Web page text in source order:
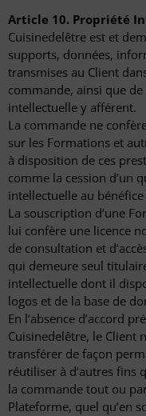
Article 10. Propriété
Cuisinedelêtre est et
supports, données,
transmises au Client
commande, ainsi que
intellectuelle y afférent.
La commande ne
sur les Formations et
à disposition de ces
comme la cession d’un
intellectuelle au
La souscription d’une
lui confère une licence
de consultation et
qui demeure seul
intellectuelle dont il
logos et de la base de
En l’absence d’accord
Cuisinedelêtre, le Client
transférer de façon
réutiliser à d’autres fins
la commande tout ou
Plateforme, quel qu’en